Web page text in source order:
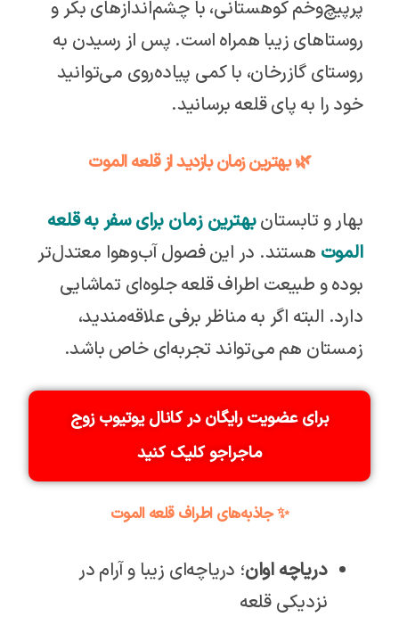
پرپیچ‌وخم کوهستانی، با چشم‌اندازهای بکر و
روستاهای زیبا همراه است. پس از رسیدن به
روستای گازرخان، با کمی پیاده‌روی می‌توانید
خود را به پای قلعه برسانید.
🌿 بهترین زمان بازدید از قلعه الموت
بهار و تابستانبهترین زمان برای سفر به قلعه
الموت هستند. در این فصول آب‌وهوا معتدل‌تر
بوده و طبیعت اطراف قلعه جلوه‌ای تماشایی
دارد. البته اگر به مناظر برفی علاقه‌مندید،
زمستان هم می‌تواند تجربه‌ای خاص باشد.
برای عضویت رایگان در کانال یوتیوب زوج
ماجراجو کلیک کنید
✨ جاذبه‌های اطراف قلعه الموت
دریاچه اوان؛ دریاچه‌ای زیبا و آرام در
نزدیکی قلعه